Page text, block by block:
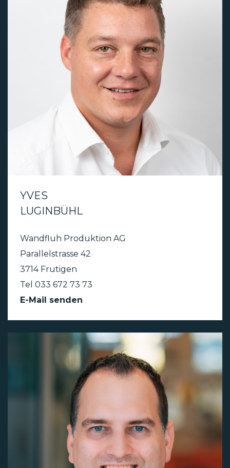
YVES
LUGINBÜHL
Wandfluh Produktion AG
Parallelstrasse 42
3714 Frutigen
Tel 033 672 73 73
E-Mail senden